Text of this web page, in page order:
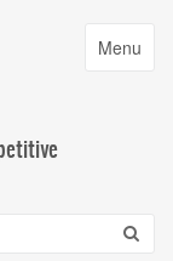
Toggle
Menu